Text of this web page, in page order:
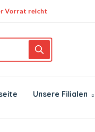
Vorrat reicht
Unsere Filialen